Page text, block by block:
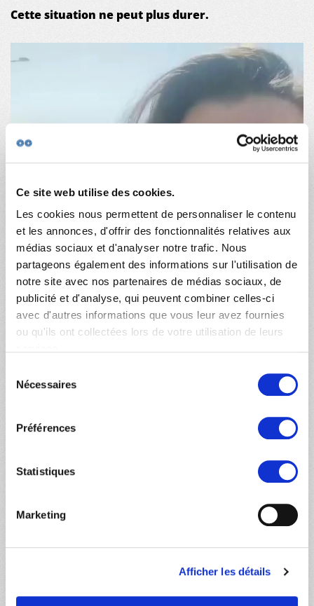
Ce site web utilise des cookies.
Les cookies nous permettent de personnaliser le contenu
et les annonces, d'offrir des fonctionnalités relatives aux
médias sociaux et d'analyser notre trafic. Nous
partageons également des informations sur l'utilisation de
notre site avec nos partenaires de médias sociaux, de
publicité et d'analyse, qui peuvent combiner celles-ci
avec d'autres informations que vous leur avez fournies
ou qu'ils ont collectées lors de votre utilisation de leurs
Nécessaires
Préférences
Statistiques
Marketing
Afficher les détails
Cette situation ne peut plus durer.
00:00 01:49
JE FAIS UN DON VIA QR CODE PAYPAL